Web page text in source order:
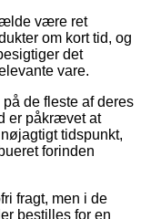
være ret
om kort tid, og
det
vare.
de fleste af deres
er påkrævet at
tidspunkt,
forinden
fragt, men i de
bestilles for en